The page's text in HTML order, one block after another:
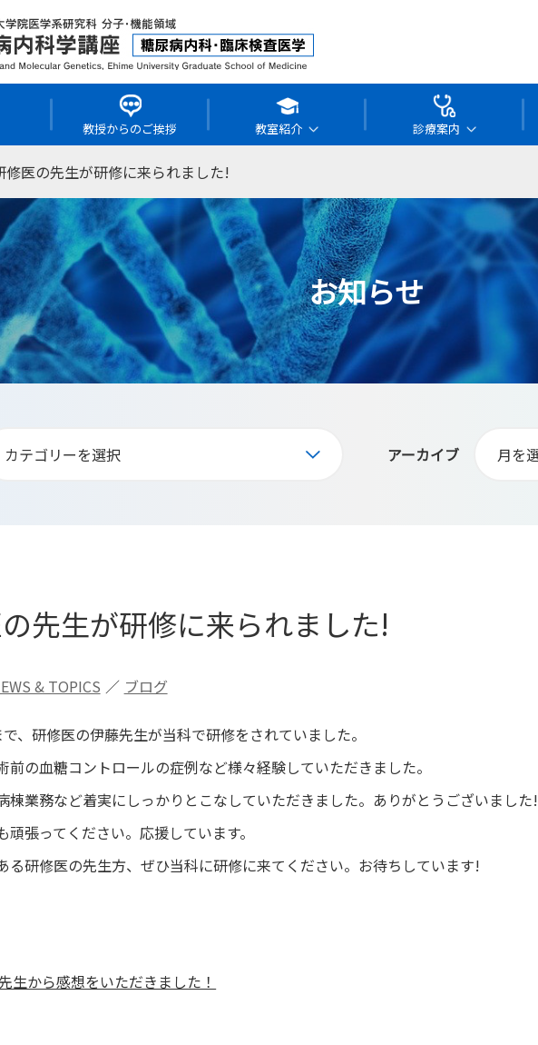
教授からのご挨拶 教室紹介 診療案内
修医の先生が研修に来られました!
お知らせ
アーカイブ
先生が研修に来られました!
& TOPICS ブログ
、研修医の伊藤先生が当科で研修をされていました。
前の血糖コントロールの症例など様々経験していただきました。
棟業務など着実にしっかりとこなしていただきました。ありがとうございました!
頑張ってください。応援しています。
る研修医の先生方、ぜひ当科に研修に来てください。お待ちしています!
生から感想をいただきました！